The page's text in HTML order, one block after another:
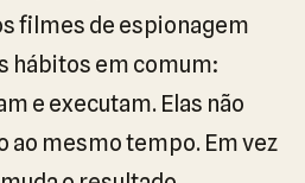
filmes de espionagem
hábitos em comum:
e executam. Elas não
ao mesmo tempo. Em vez